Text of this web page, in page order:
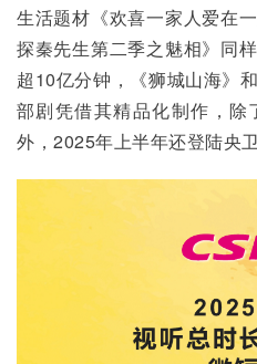
生活题材《欢喜一家人爱在
探秦先生第二季之魅相》同
超10亿分钟，《狮城山海》
部剧凭借其精品化制作，除
外，2025年上半年还登陆央